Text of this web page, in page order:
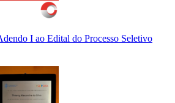
I ao Edital do Processo Seletivo